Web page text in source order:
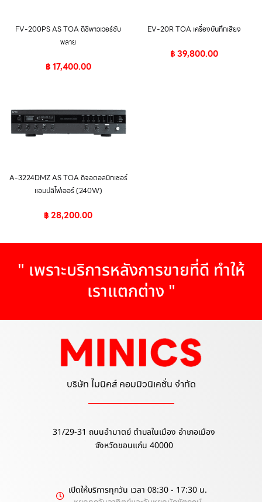
FV-200PS AS TOA ดีซีพาวเวอร์ซับ
พลาย
฿17,400.00
EV-20R TOA เครื่องบันทึกเสียง
฿39,800.00
A-3224DMZ AS TOA ดิจอตอลมิกเซอร์
แอมปลิไฟเออร์ (240W)
฿28,200.00
" เพราะบริการหลังการขายที่ดี ทำให้
เราแตกต่าง "
บริษัท ไมนิคส์ คอมมิวนิเคชั่น จำกัด
31/29-31 ถนนอำมาตย์ ตำบลในเมือง อำเภอเมือง
จังหวัดขอนแก่น 40000
เปิดให้บริการทุกวัน เวลา 08:30 - 17:30 น.